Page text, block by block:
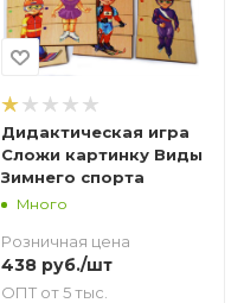
Дидактическая игра
Сложи картинку Виды
Зимнего спорта
Много
Розничная цена
438руб./шт
ОПТ от 5 тыс.